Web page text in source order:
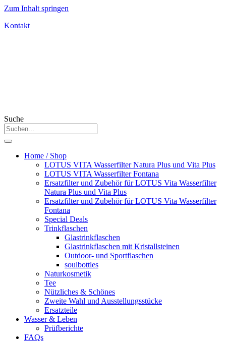
Zum Inhalt springen
Kontakt
Suche
Home / Shop
LOTUS VITA Wasserfilter Natura Plus und Vita Plus
LOTUS VITA Wasserfilter Fontana
Ersatzfilter und Zubehör für LOTUS Vita Wasserfilter
Natura Plus und Vita Plus
Ersatzfilter und Zubehör für LOTUS Vita Wasserfilter
Fontana
Special Deals
Trinkflaschen
Glastrinkflaschen
Glastrinkflaschen mit Kristallsteinen
Outdoor- und Sportflaschen
soulbottles
Naturkosmetik
Tee
Nützliches & Schönes
Zweite Wahl und Ausstellungsstücke
Ersatzteile
Wasser & Leben
Prüfberichte
FAQs